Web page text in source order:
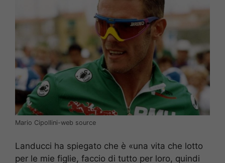
Mario Cipollini-web source
Landucci ha spiegato che è «una vita che lotto
per le mie figlie, faccio di tutto per loro, quindi